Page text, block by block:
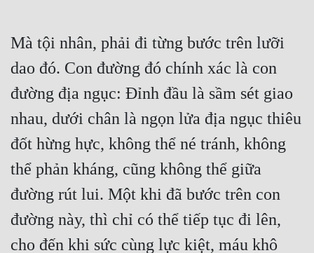
Kiếm Hiệp
Kỳ Huyễn
Kỳ Ảo
Linh Dị
Làm Giàu
Lịch Sử
Mà tội nhân, phải đi từng bước trên lưỡi
dao đó. Con đường đó chính xác là con
đường địa ngục: Đỉnh đầu là sầm sét giao
nhau, dưới chân là ngọn lửa địa ngục thiêu
đốt hừng hực, không thể né tránh, không
thể phản kháng, cũng không thể giữa
đường rút lui. Một khi đã bước trên con
đường này, thì chỉ có thể tiếp tục đi lên,
cho đến khi sức cùng lực kiệt, máu khô